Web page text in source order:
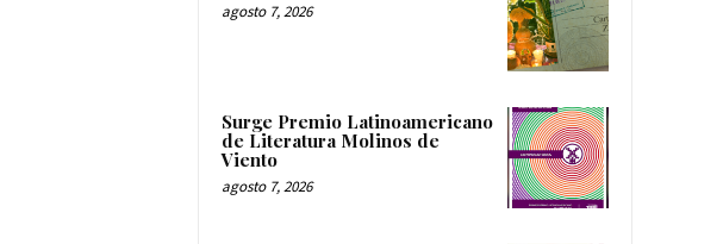
agosto 7, 2026
Surge Premio Latinoamericano
de Literatura Molinos de
Viento
agosto 7, 2026